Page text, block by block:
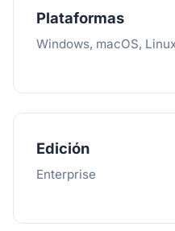
Plataformas
Windows, macOS,
Edición
Enterprise